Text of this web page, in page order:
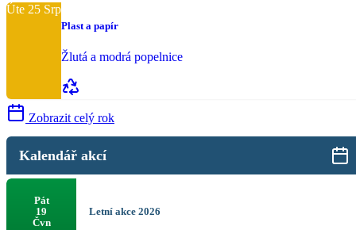
Úte 25 Srp
Plast a papír
Žlutá a modrá popelnice
Zobrazit celý rok
Kalendář akcí
Pát
19
Čvn
Letní akce 2026